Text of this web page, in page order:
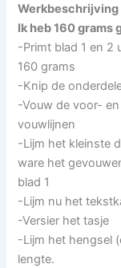
Werkbeschrijving
Ik heb 160
-Primt blad 1 en 2
160 grams
-Knip de
-Vouw de voor-
vouwlijnen
-Lijm het kleinste
ware het
blad 1
-Lijm nu het
-Versier het tasje
-Lijm het hengsel
lengte.